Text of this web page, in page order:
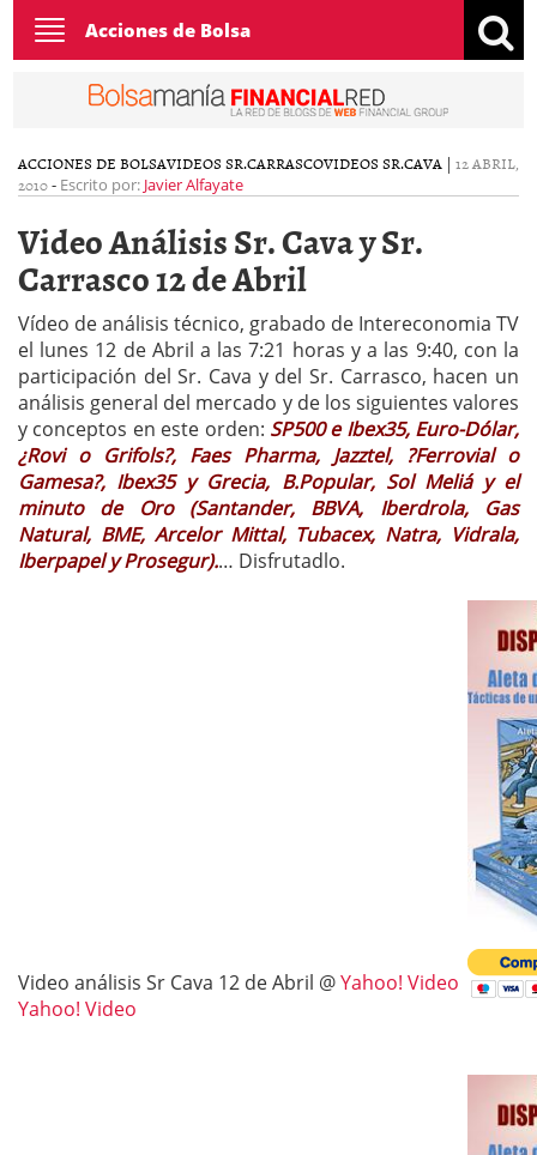
Toggle
navigation
Acciones de Bolsa
ACCIONES DE BOLSAVIDEOS SR.CARRASCOVIDEOS SR.CAVA | 12 ABRIL,
2010- Escrito por: Javier Alfayate
Video Análisis Sr. Cava y Sr.
Carrasco 12 de Abril
Vídeo de análisis técnico, grabado de Intereconomia TV
el lunes 12 de Abril a las 7:21 horas y a las 9:40, con la
participación del Sr. Cava y del Sr. Carrasco, hacen un
análisis general del mercado y de los siguientes valores
y conceptos en este orden: SP500 e Ibex35, Euro-Dólar,
¿Rovi o Grifols?, Faes Pharma, Jazztel, ?Ferrovial o
Gamesa?, Ibex35 y Grecia, B.Popular, Sol Meliá y el
minuto de Oro (Santander, BBVA, Iberdrola, Gas
Natural, BME, Arcelor Mittal, Tubacex, Natra, Vidrala,
Iberpapel y Prosegur).… Disfrutadlo.
Video análisis Sr Cava 12 de Abril @Yahoo! Video
Yahoo! Video